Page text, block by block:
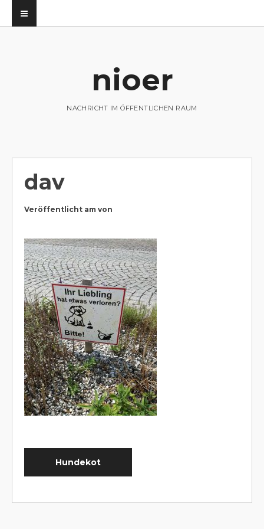
nioer
NACHRICHT IM ÖFFENTLICHEN RAUM
dav
Veröffentlicht am von
Hundekot